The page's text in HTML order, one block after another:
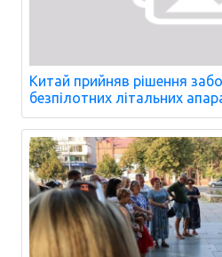
Китай прийняв рішення
безпілотних літальних